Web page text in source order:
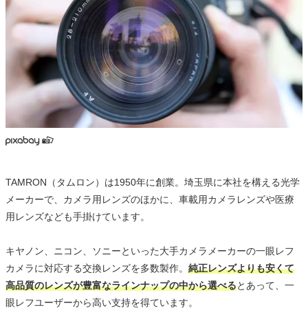
TAMRON（タムロン）は1950年に創業。埼玉県に本社を構える光学
メーカーで、カメラ用レンズのほかに、車載用カメラレンズや医療
用レンズなども手掛けています。
キヤノン、ニコン、ソニーといった大手カメラメーカーの一眼レフ
カメラに対応する交換レンズを多数製作。 純正レンズよりも安くて
高品質のレンズが豊富なラインナップの中から選べるとあって、一
眼レフユーザーから高い支持を得ています。